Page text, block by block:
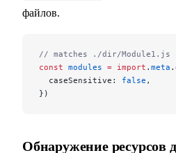
файлов.
// matches ./dir/Module1.js
const modules = import . meta .
  caseSensitive:
false ,
})
Обнаружение ресурсов